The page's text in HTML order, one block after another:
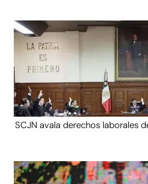
SCJN avala derechos laborales